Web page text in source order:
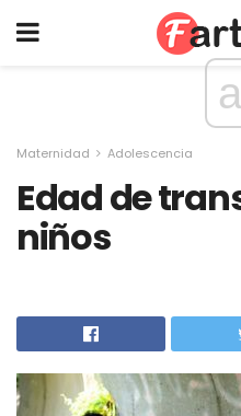
Maternidad Adolescencia
Edad de
niños